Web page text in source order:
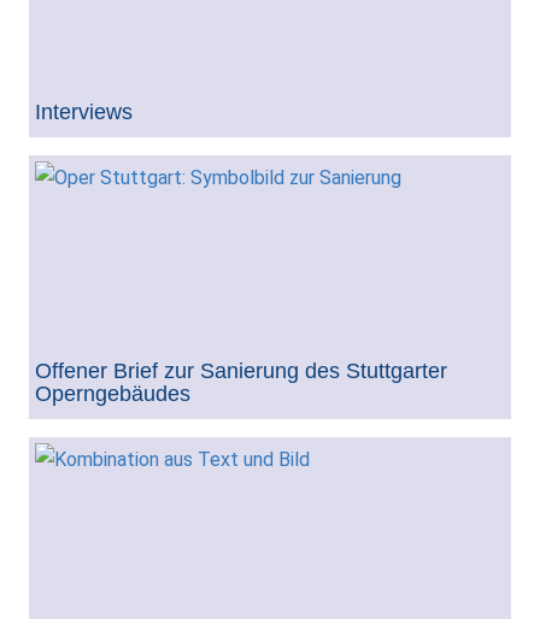
Interviews
Offener Brief zur Sanierung des Stuttgarter
Operngebäudes